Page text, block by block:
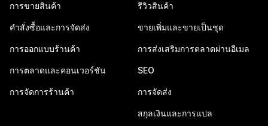
การขายสินค้า
คำสั่งซื้อและการจัดส่ง
การออกแบบร้านค้า
การตลาดและคอนเวอร์ชัน
การจัดการร้านค้า
รีวิวสินค้า
ขายเพิ่มและขายเป็นชุด
การส่งเสริมการตลาดผ่านอีเมล
SEO
การจัดส่ง
สกุลเงินและการแปล